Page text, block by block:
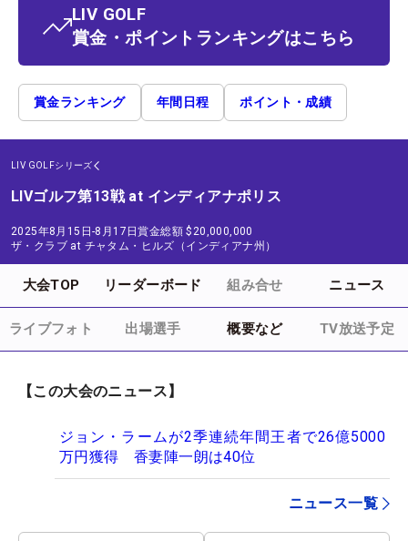
LIV GOLF
賞金・ポイントランキングはこちら
賞金ランキング 年間日程 ポイント・成績
LIV GOLFシリーズ
LIVゴルフ第13戦 at インディアナポリス
2025年8月15日-8月17日賞金総額 $20,000,000
ザ・クラブ at チャタム・ヒルズ（インディアナ州）
大会TOP リーダーボード 組み合せ ニュース
ライブフォト 出場選手 概要など TV放送予定
【この大会のニュース】
ジョン・ラームが2季連続年間王者で26億5000
万円獲得 香妻陣一朗は40位
ニュース一覧